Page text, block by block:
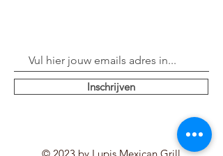
Inschrijven